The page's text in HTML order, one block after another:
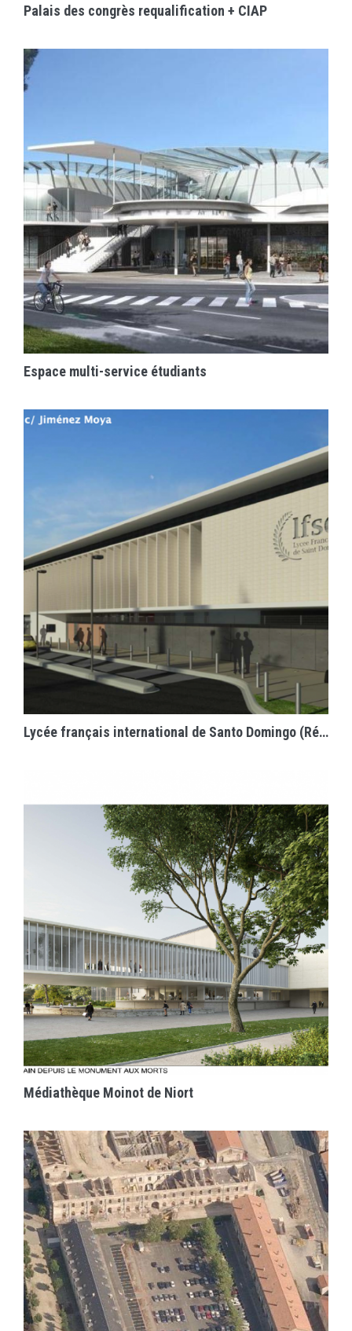
Palais des congrès requalification + CIAP
EN SAVOIR PLUS
Espace multi-service étudiants
EN SAVOIR PLUS
Lycée français international de Santo Domingo (République Dominicaine)
EN SAVOIR PLUS
Médiathèque Moinot de Niort